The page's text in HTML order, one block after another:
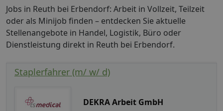
Jobs in Reuth bei Erbendorf: Arbeit in Vollzeit, Teilzeit
oder als Minijob finden – entdecken Sie aktuelle
Stellenangebote in Handel, Logistik, Büro oder
Dienstleistung direkt in Reuth bei Erbendorf.
Staplerfahrer (m/ w/ d)
DEKRA Arbeit GmbH